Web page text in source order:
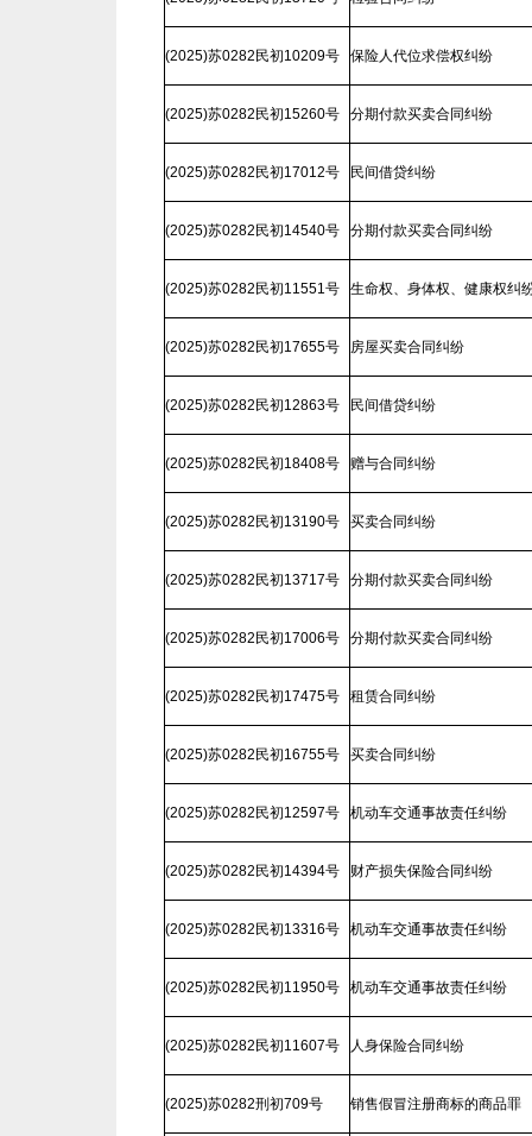
(2025)苏0282民初10209号 保险人代位求偿权纠纷
(2025)苏0282民初15260号 分期付款买卖合同纠纷
(2025)苏0282民初17012号 民间借贷纠纷
(2025)苏0282民初14540号 分期付款买卖合同纠纷
(2025)苏0282民初11551号 生命权、身体权、健康权纠
(2025)苏0282民初17655号 房屋买卖合同纠纷
(2025)苏0282民初12863号 民间借贷纠纷
(2025)苏0282民初18408号 赠与合同纠纷
(2025)苏0282民初13190号 买卖合同纠纷
(2025)苏0282民初13717号 分期付款买卖合同纠纷
(2025)苏0282民初17006号 分期付款买卖合同纠纷
(2025)苏0282民初17475号 租赁合同纠纷
(2025)苏0282民初16755号 买卖合同纠纷
(2025)苏0282民初12597号 机动车交通事故责任纠纷
(2025)苏0282民初14394号 财产损失保险合同纠纷
(2025)苏0282民初13316号 机动车交通事故责任纠纷
(2025)苏0282民初11950号 机动车交通事故责任纠纷
(2025)苏0282民初11607号 人身保险合同纠纷
(2025)苏0282刑初709号 销售假冒注册商标的商品罪